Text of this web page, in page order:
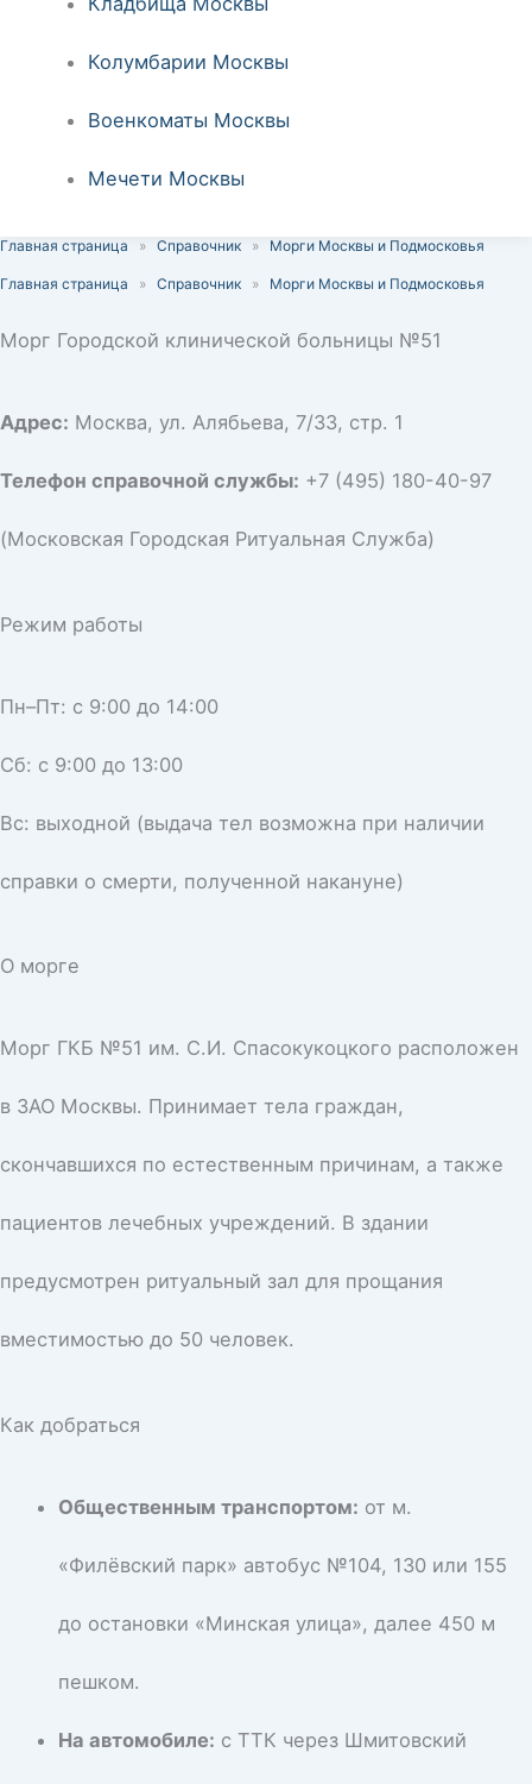
Колумбарии Москвы
Военкоматы Москвы
Мечети Москвы
Главная страница » Справочник » Морги Москвы и Подмосковья
Главная страница » Справочник » Морги Москвы и Подмосковья
Морг Городской клинической больницы №51
Адрес: Москва, ул. Алябьева, 7/33, стр. 1
Телефон справочной службы: +7 (495) 180-40-97
(Московская Городская Ритуальная Служба)
Режим работы
Пн–Пт: с 9:00 до 14:00
Сб: с 9:00 до 13:00
Вс: выходной (выдача тел возможна при наличии
справки о смерти, полученной накануне)
О морге
Морг ГКБ №51 им. С.И. Спасокукоцкого расположен
в ЗАО Москвы. Принимает тела граждан,
скончавшихся по естественным причинам, а также
пациентов лечебных учреждений. В здании
предусмотрен ритуальный зал для прощания
вместимостью до 50 человек.
Как добраться
Общественным транспортом: от м.
«Филёвский парк» автобус №104, 130 или 155
до остановки «Минская улица», далее 450 м
пешком.
На автомобиле: с ТТК через Шмитовский